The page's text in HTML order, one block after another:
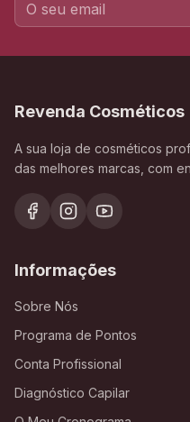
Revenda Cosméticos
A sua loja de cosméticos
das melhores marcas, com
Informações
Sobre Nós
Programa de Pontos
Conta Profissional
Diagnóstico Capilar